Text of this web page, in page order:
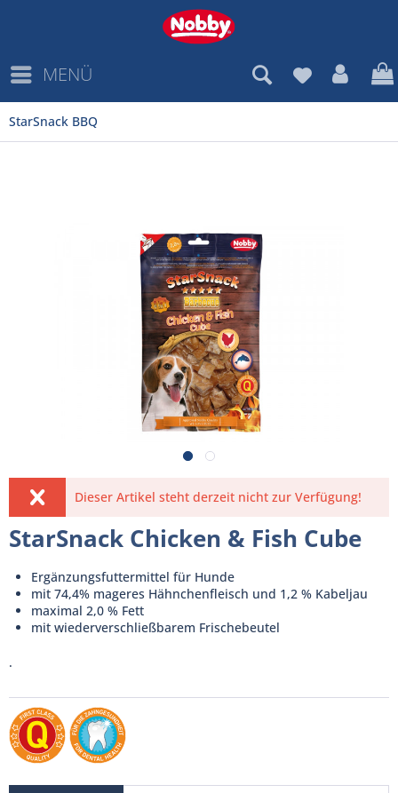
MENÜ
StarSnack BBQ
Dieser Artikel steht derzeit nicht zur Verfügung!
StarSnack Chicken & Fish Cube
Ergänzungsfuttermittel für Hunde
mit 74,4% mageres Hähnchenfleisch und 1,2 % Kabeljau
maximal 2,0 % Fett
mit wiederverschließbarem Frischebeutel
.